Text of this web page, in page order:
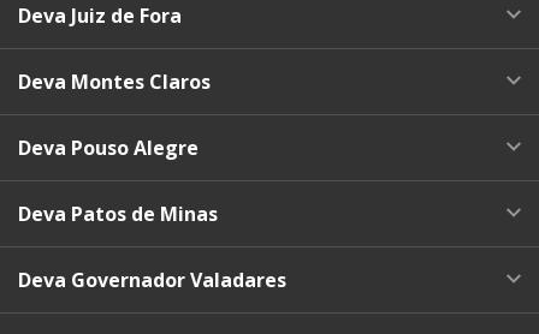
Deva Juiz de Fora
Deva Montes Claros
Deva Pouso Alegre
Deva Patos de Minas
Deva Governador Valadares